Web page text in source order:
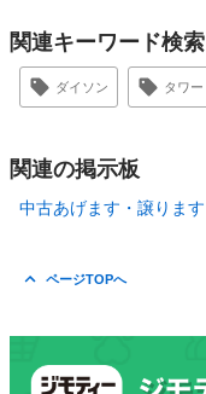
関連キーワード検索
ダイソン タワー
関連の掲示板
中古あげます・譲ります
ページTOPへ